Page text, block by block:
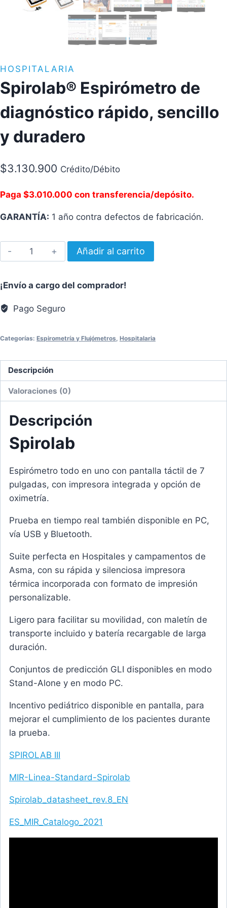
HOSPITALARIA
Spirolab® Espirómetro de
diagnóstico rápido, sencillo
y duradero
$3.130.900 Crédito/Débito
Paga $3.010.000 con transferencia/depósito.
GARANTÍA: 1 año contra defectos de fabricación.
Spirolab®
Espirómetro
diagnóstico
sencillo
duradero
Añadir al carrito
¡Envío a cargo del comprador!
Pago Seguro
Categorías: Espirometría y Flujómetros Hospitalaria
Descripción
Valoraciones (0)
Descripción
Spirolab
Espirómetro todo en uno con pantalla táctil de 7
pulgadas, con impresora integrada y opción de
oximetría.
Prueba en tiempo real también disponible en PC,
vía USB y Bluetooth.
Suite perfecta en Hospitales y campamentos de
Asma, con su rápida y silenciosa impresora
térmica incorporada con formato de impresión
personalizable.
Ligero para facilitar su movilidad, con maletín de
transporte incluido y batería recargable de larga
duración.
Conjuntos de predicción GLI disponibles en modo
Stand-Alone y en modo PC.
Incentivo pediátrico disponible en pantalla, para
mejorar el cumplimiento de los pacientes durante
la prueba.
SPIROLAB III
MIR-Linea-Standard-Spirolab
Spirolab_datasheet_rev.8_EN
ES_MIR_Catalogo_2021